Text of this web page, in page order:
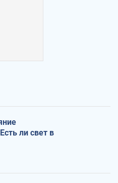
ли свет в